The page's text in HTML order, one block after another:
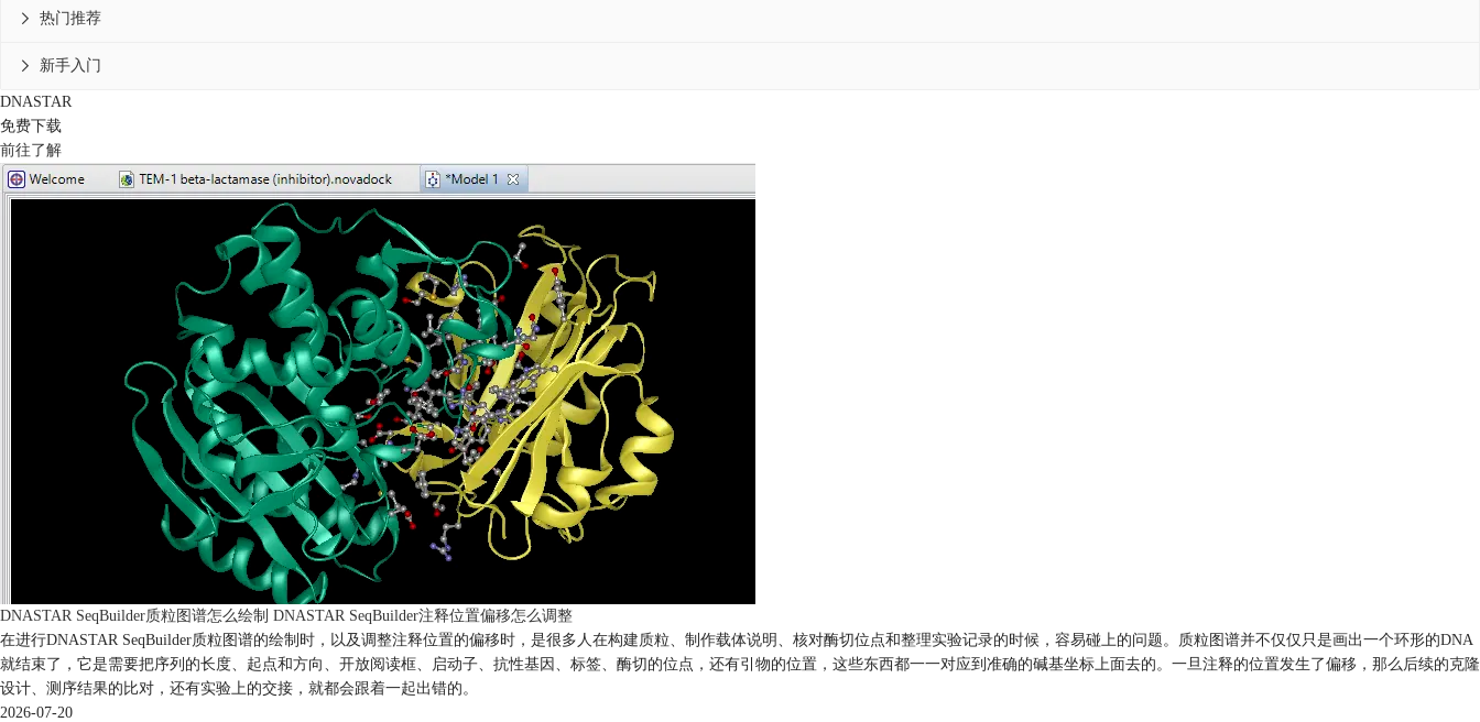
热门推荐

新手入门

DNASTAR
免费下载
前往了解
DNASTAR SeqBuilder质粒图谱怎么绘制 DNASTAR SeqBuilder注释位置偏移怎么调整
在进行DNASTAR SeqBuilder质粒图谱的绘制时，以及调整注释位置的偏移时，是很多人在构建质粒、制作载体说明、核对酶切位点和整理实验记录的时候，容易碰上的问题。质粒图谱并不仅仅只是画出一个环形的DNA
就结束了，它是需要把序列的长度、起点和方向、开放阅读框、启动子、抗性基因、标签、酶切的位点，还有引物的位置，这些东西都一一对应到准确的碱基坐标上面去的。一旦注释的位置发生了偏移，那么后续的克隆
设计、测序结果的比对，还有实验上的交接，就都会跟着一起出错的。
2026-07-20